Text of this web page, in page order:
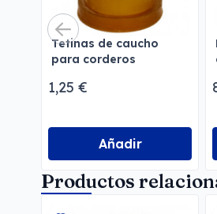
Tetinas de caucho
para corderos
1,25 €
Añadir
Productos